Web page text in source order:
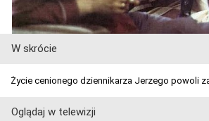
W skrócie
Życie cenionego dziennikarza Jerzego powoli
Oglądaj w telewizji